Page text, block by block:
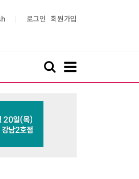
로그인 회원가입